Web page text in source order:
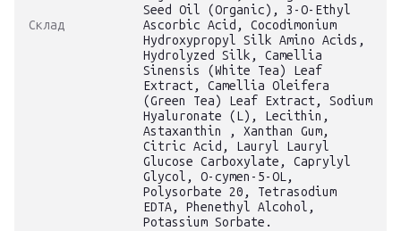
Склад
Seed Oil (Organic), 3-O-Ethyl
Ascorbic Acid, Cocodimonium
Hydroxypropyl Silk Amino Acids,
Hydrolyzed Silk, Camellia
Sinensis (White Tea) Leaf
Extract, Camellia Oleifera
(Green Tea) Leaf Extract, Sodium
Hyaluronate (L), Lecithin,
Astaxanthin , Xanthan Gum,
Citric Acid, Lauryl Lauryl
Glucose Carboxylate, Caprylyl
Glycol, O-cymen-5-OL,
Polysorbate 20, Tetrasodium
EDTA, Phenethyl Alcohol,
Potassium Sorbate.